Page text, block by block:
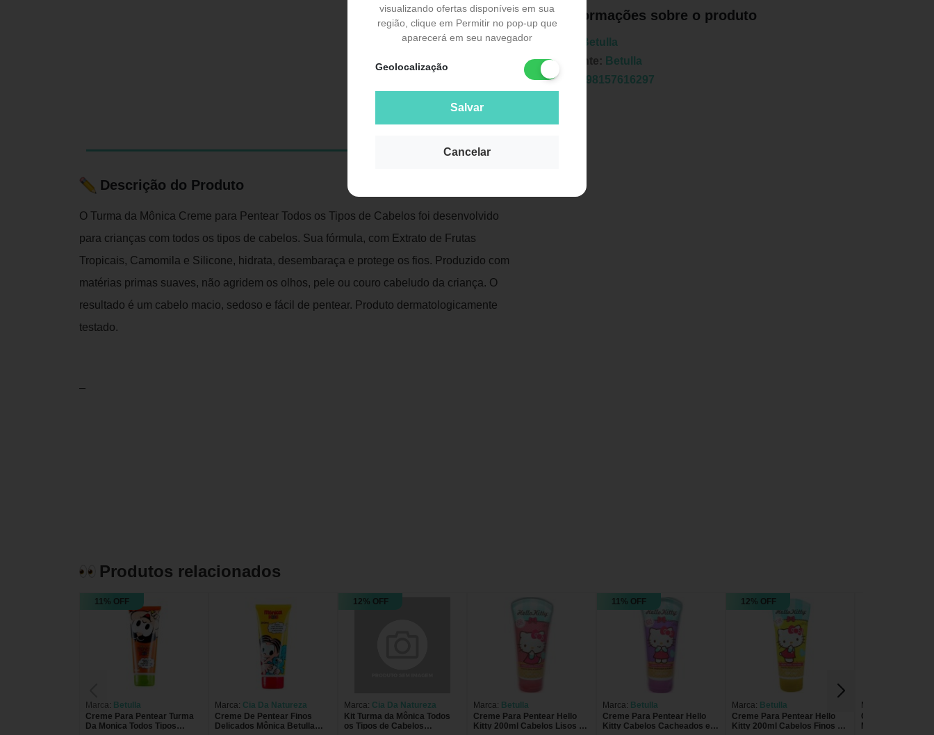
visualizando ofertas disponíveis em sua
região, clique em Permitir no pop-up que
aparecerá em seu navegador
Geolocalização
Salvar
Cancelar
Descrição do Produto
O Turma da Mônica Creme para Pentear Todos os Tipos de Cabelos foi desenvolvido
para crianças com todos os tipos de cabelos. Sua fórmula, com Extrato de Frutas
Tropicais, Camomila e Silicone, hidrata, desembaraça e protege os fios. Produzido com
matérias primas suaves, não agridem os olhos, pele ou couro cabeludo da criança. O
resultado é um cabelo macio, sedoso e fácil de pentear. Produto dermatologicamente
testado.
Informações sobre o produto
Betulla
Fabricante: Betulla
EAN:
7898157616297
Produtos relacionados
11% OFF
Marca: Betulla
Creme Para Pentear Turma
Da Monica Todos Tipos
Marca: Cia Da Natureza
Creme De Pentear Finos
Delicados Mônica Betulla
12% OFF
Marca: Cia Da Natureza
Kit Turma da Mônica Todos
os Tipos de Cabelos
Marca: Betulla
Creme Para Pentear Hello
Kitty 200ml Cabelos Lisos e
11% OFF
Marca: Betulla
Creme Para Pentear Hello
Kitty Cabelos Cacheados e
12% OFF
Marca: Betulla
Creme Para Pentear Hello
Kitty 200ml Cabelos Finos e
Marca:
Creme de
Magali